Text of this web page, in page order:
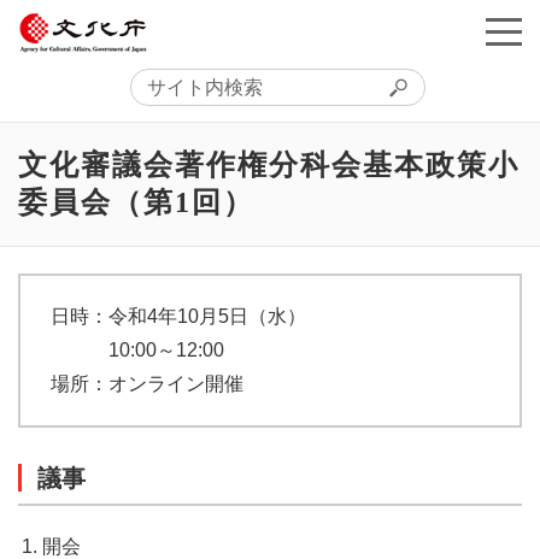
文化審議会著作権分科会基本政策小
委員会（第1回）
日時：令和4年10月5日
（水）
10:00～12:00
場所：オンライン開催
議事
開会